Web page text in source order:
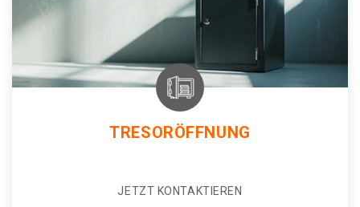
TRESORÖFFNUNG
JETZT KONTAKTIEREN